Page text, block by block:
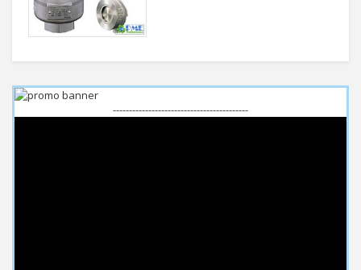
------------------------------------------